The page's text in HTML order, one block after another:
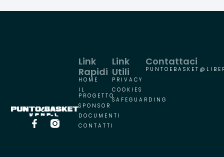
Link
Utili
PRIVACY
COOKIES
SAFEGUARDING
Link
Rapidi
HOME
IL
PROGETTO
SPONSOR
DOCUMENTI
CONTATTI
Contattaci